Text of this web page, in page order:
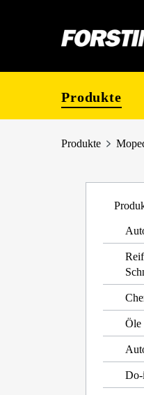
Produkte
Produkte
Öle
Do-